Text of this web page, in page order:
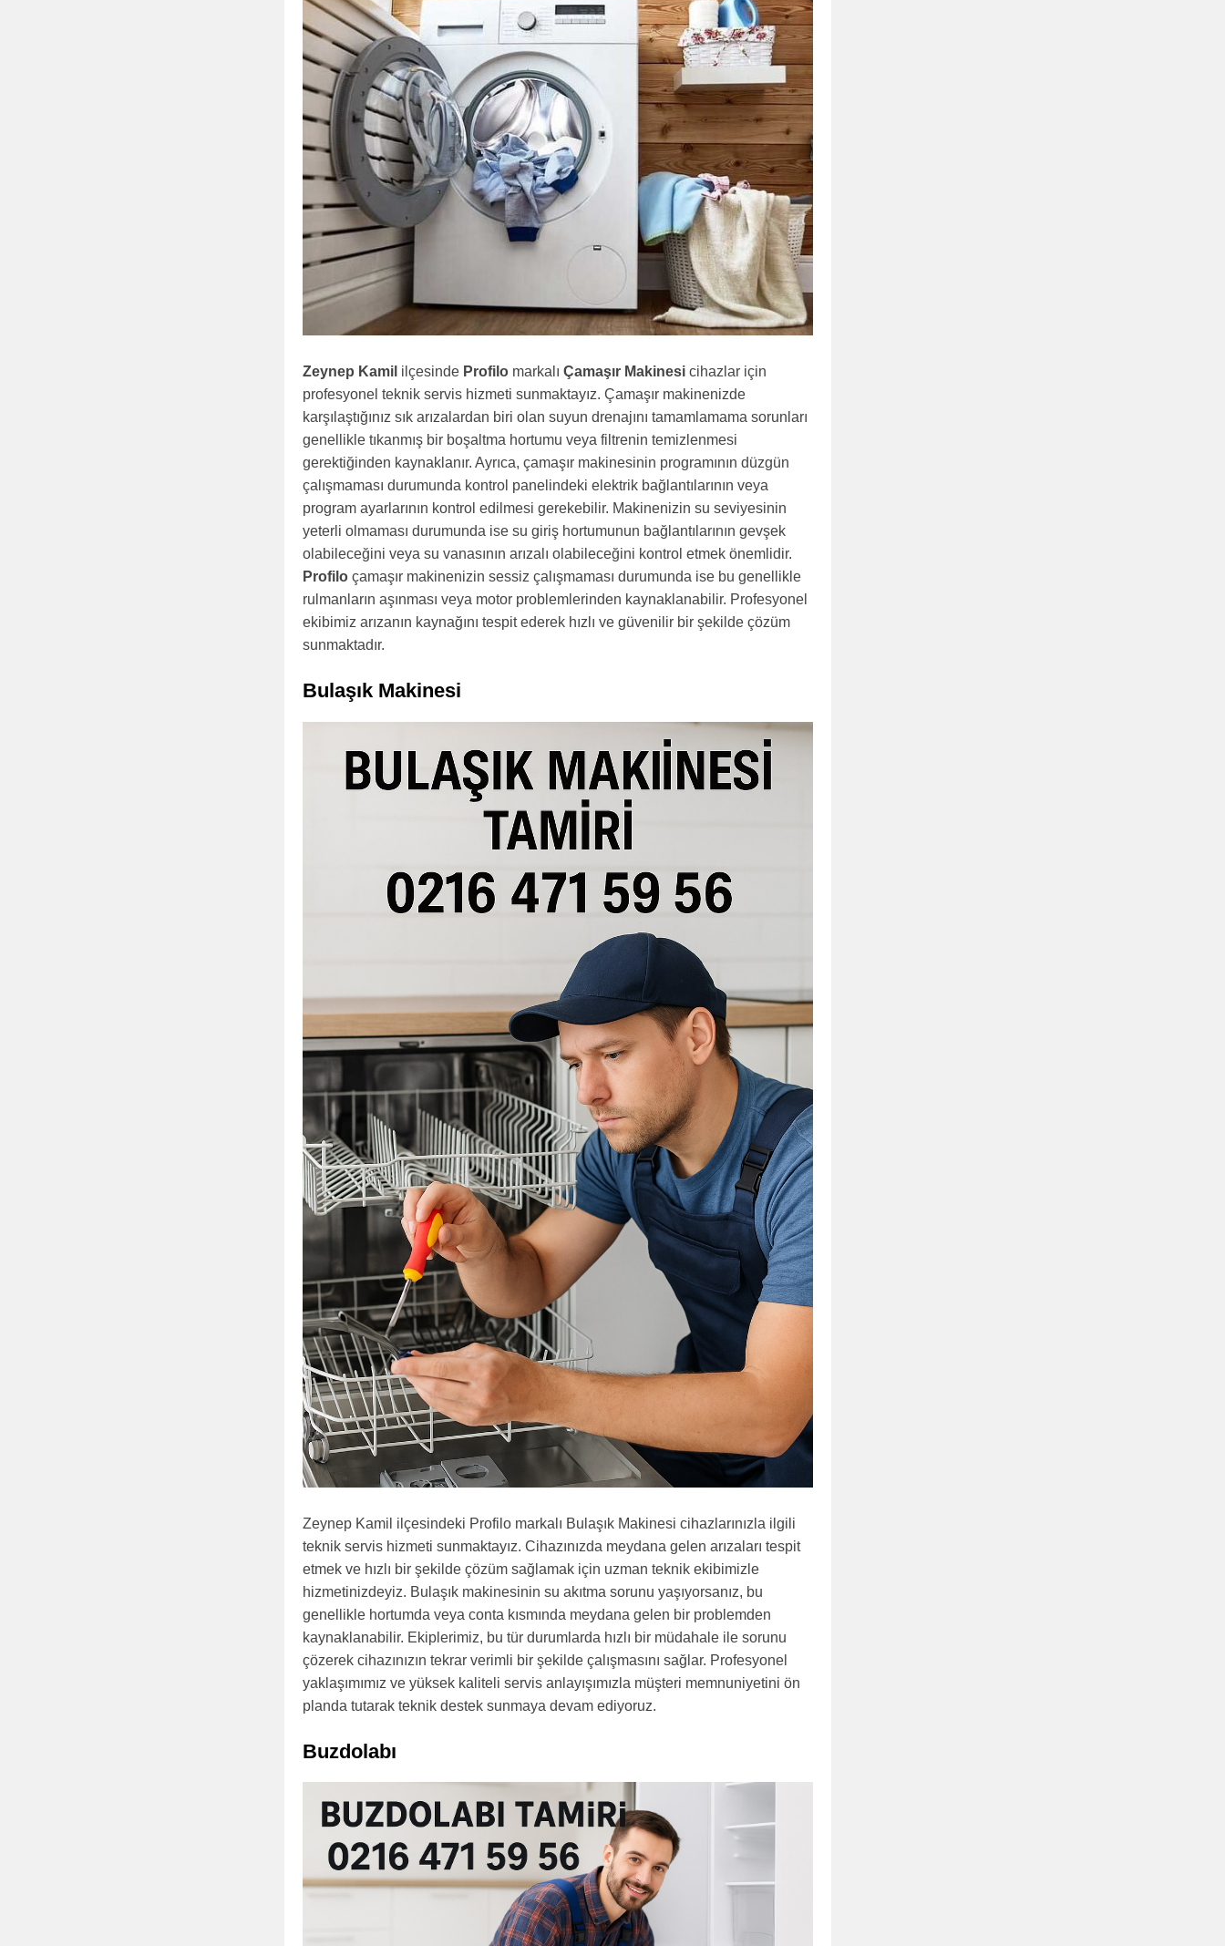
Zeynep Kamil ilçesinde Profilo markalı Çamaşır Makinesi cihazlar için
profesyonel teknik servis hizmeti sunmaktayız. Çamaşır makinenizde
karşılaştığınız sık arızalardan biri olan suyun drenajını tamamlamama sorunları
genellikle tıkanmış bir boşaltma hortumu veya filtrenin temizlenmesi
gerektiğinden kaynaklanır. Ayrıca, çamaşır makinesinin programının düzgün
çalışmaması durumunda kontrol panelindeki elektrik bağlantılarının veya
program ayarlarının kontrol edilmesi gerekebilir. Makinenizin su seviyesinin
yeterli olmaması durumunda ise su giriş hortumunun bağlantılarının gevşek
olabileceğini veya su vanasının arızalı olabileceğini kontrol etmek önemlidir.
Profilo çamaşır makinenizin sessiz çalışmaması durumunda ise bu genellikle
rulmanların aşınması veya motor problemlerinden kaynaklanabilir. Profesyonel
ekibimiz arızanın kaynağını tespit ederek hızlı ve güvenilir bir şekilde çözüm
sunmaktadır.
Bulaşık Makinesi
Zeynep Kamil ilçesindeki Profilo markalı Bulaşık Makinesi cihazlarınızla ilgili
teknik servis hizmeti sunmaktayız. Cihazınızda meydana gelen arızaları tespit
etmek ve hızlı bir şekilde çözüm sağlamak için uzman teknik ekibimizle
hizmetinizdeyiz. Bulaşık makinesinin su akıtma sorunu yaşıyorsanız, bu
genellikle hortumda veya conta kısmında meydana gelen bir problemden
kaynaklanabilir. Ekiplerimiz, bu tür durumlarda hızlı bir müdahale ile sorunu
çözerek cihazınızın tekrar verimli bir şekilde çalışmasını sağlar. Profesyonel
yaklaşımımız ve yüksek kaliteli servis anlayışımızla müşteri memnuniyetini ön
planda tutarak teknik destek sunmaya devam ediyoruz.
Buzdolabı